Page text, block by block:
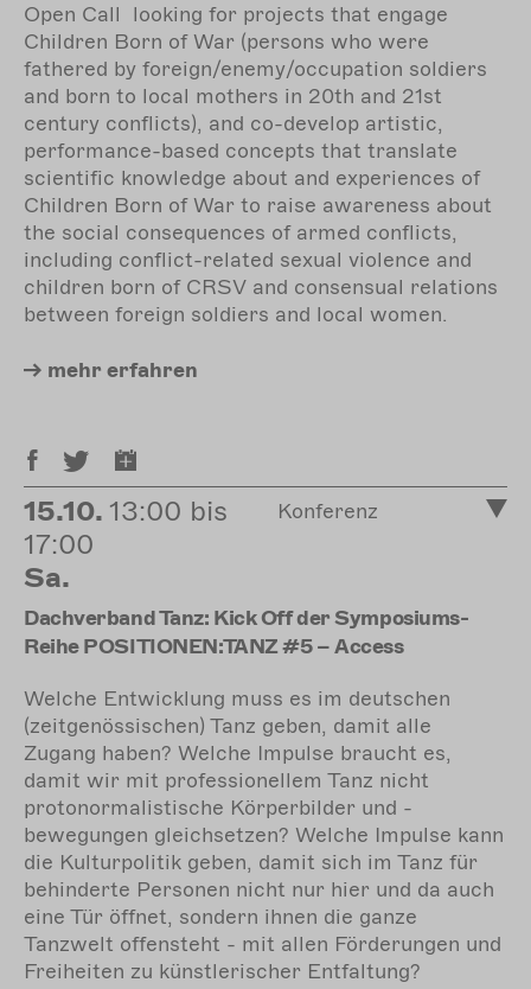
Open Call looking for projects that engage
Children Born of War (persons who were
fathered by foreign/enemy/occupation soldiers
and born to local mothers in 20th and 21st
century conflicts), and co-develop artistic,
performance-based concepts that translate
scientific knowledge about and experiences of
Children Born of War to raise awareness about
the social consequences of armed conflicts,
including conflict-related sexual violence and
children born of CRSV and consensual relations
between foreign soldiers and local women.
mehr erfahren
15.10. 13:00 bis
17:00
Sa.
Konferenz
Dachverband Tanz: Kick Off der Symposiums-
Reihe POSITIONEN:TANZ #5 – Access
Welche Entwicklung muss es im deutschen
(zeitgenössischen) Tanz geben, damit alle
Zugang haben? Welche Impulse braucht es,
damit wir mit professionellem Tanz nicht
protonormalistische Körperbilder und -
bewegungen gleichsetzen? Welche Impulse kann
die Kulturpolitik geben, damit sich im Tanz für
behinderte Personen nicht nur hier und da auch
eine Tür öffnet, sondern ihnen die ganze
Tanzwelt offensteht - mit allen Förderungen und
Freiheiten zu künstlerischer Entfaltung?